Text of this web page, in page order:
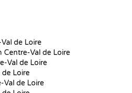
de Loire
Centre-Val de Loire
Val de Loire
de Loire
Val de Loire